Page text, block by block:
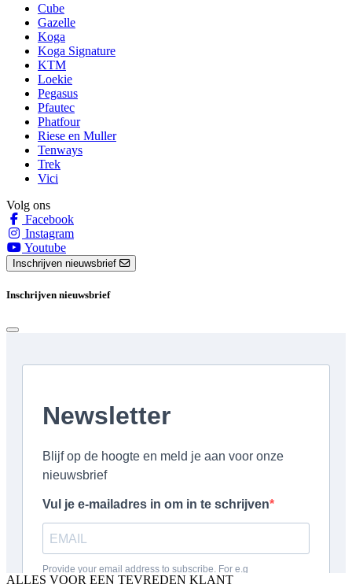
Cube
Gazelle
Koga
Koga Signature
KTM
Loekie
Pegasus
Pfautec
Phatfour
Riese en Muller
Tenways
Trek
Vici
Volg ons
Facebook
Instagram
Youtube
Inschrijven nieuwsbrief
Inschrijven nieuwsbrief
ALLES VOOR EEN TEVREDEN KLANT